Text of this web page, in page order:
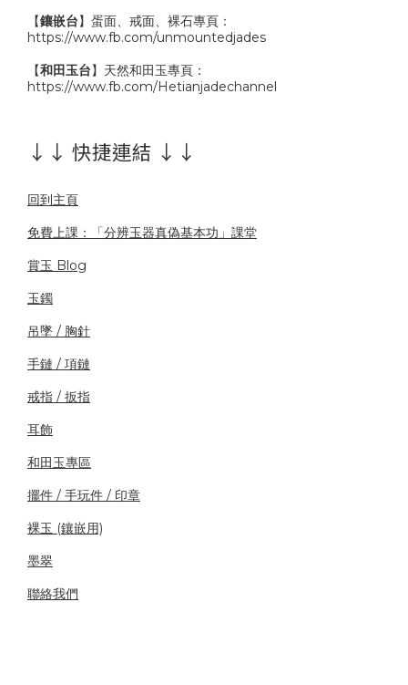
【鑲嵌台】蛋面、戒面、裸石專頁：
https://www.fb.com/unmountedjades
【和田玉台】天然和田玉專頁：
https://www.fb.com/Hetianjadechannel
↓↓ 快捷連結 ↓↓
回到主頁
免費上課：「分辨玉器真偽基本功」課堂
賞玉 Blog
玉鐲
吊墜 / 胸針
手鏈 / 項鏈
戒指 / 扳指
耳飾
和田玉專區
擺件 / 手玩件 / 印章
裸玉 (鑲嵌用)
墨翠
聯絡我們